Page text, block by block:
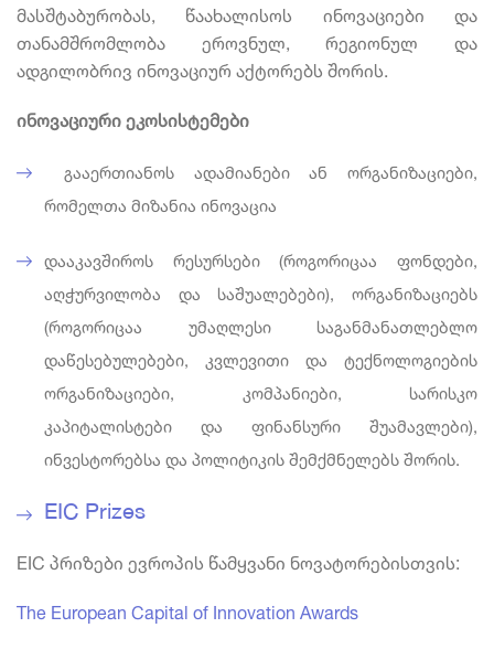
მასშტაბურობას, წაახალისოს ინოვაციები და
თანამშრომლობა ეროვნულ, რეგიონულ და
ადგილობრივ ინოვაციურ აქტორებს შორის.
ინოვაციური ეკოსისტემები
გააერთიანოს ადამიანები ან ორგანიზაციები,
რომელთა მიზანია ინოვაცია
დააკავშიროს რესურსები (როგორიცაა ფონდები,
აღჭურვილობა და საშუალებები), ორგანიზაციებს
(როგორიცაა უმაღლესი საგანმანათლებლო
დაწესებულებები, კვლევითი და ტექნოლოგიების
ორგანიზაციები, კომპანიები, სარისკო
კაპიტალისტები და ფინანსური შუამავლები),
ინვესტორებსა და პოლიტიკის შემქმნელებს შორის.
EIC Prizes
EIC პრიზები ევროპის წამყვანი ნოვატორებისთვის:
The European Capital of Innovation Awards